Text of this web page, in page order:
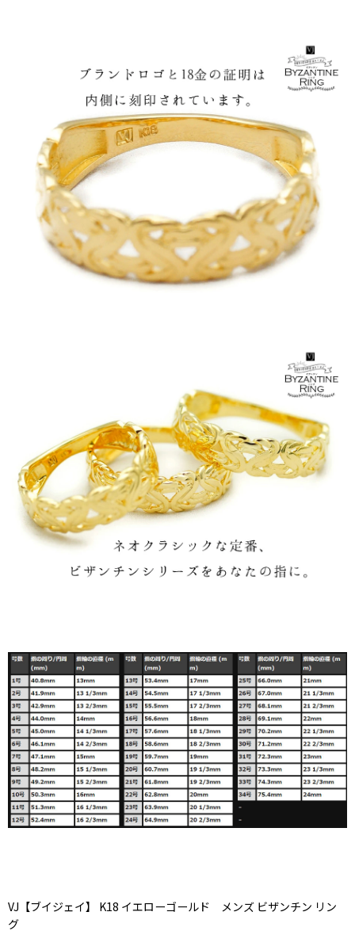
VJ【ブイジェイ】 K18 イエローゴールド メンズ ビザンチン リン
グ